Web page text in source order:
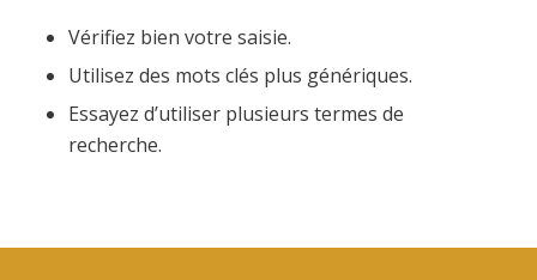
Vérifiez bien votre saisie.
Utilisez des mots clés plus génériques.
Essayez d’utiliser plusieurs termes de
recherche.